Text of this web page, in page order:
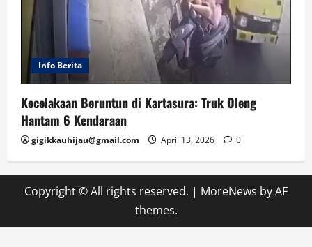
Info Berita
Kecelakaan Beruntun di Kartasura: Truk Oleng
Hantam 6 Kendaraan
gigikkauhijau@gmail.com April 13, 2026 0
Copyright © All rights reserved. | MoreNews by AF
themes.